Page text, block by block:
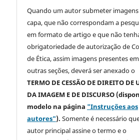
Quando um autor submeter
capa, que não correspondam a
em formato de artigo e que não
obrigatoriedade de autorização de
de Ética, assim imagens presentes em
outras seções, deverá ser anexado o
TERMO DE CESSÃO DE DIREITO DE
DA IMAGEM E DE DISCURSO
modelo na página "Instruções aos
autores"). Somente é necessário
autor principal assine o termo e o